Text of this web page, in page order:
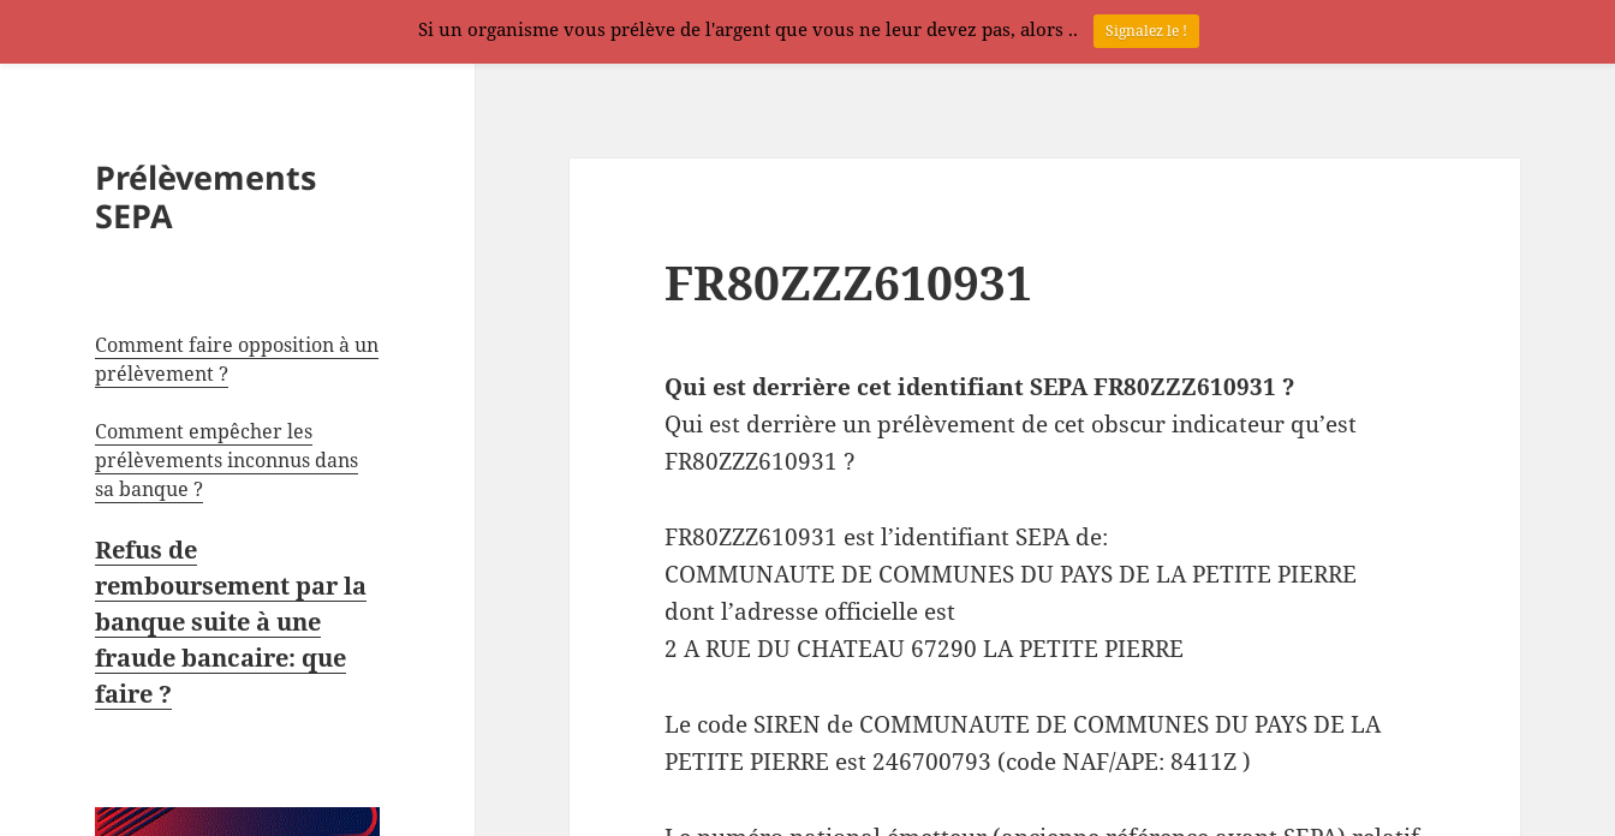
Prélèvements
SEPA
Comment faire opposition à un
prélèvement ?
Comment empêcher les
prélèvements inconnus dans
sa banque ?
Refus de
remboursement par la
banque suite à une
fraude bancaire: que
faire ?
FR80ZZZ610931
Qui est derrière cet identifiant SEPA FR80ZZZ610931 ?
Qui est derrière un prélèvement de cet obscur indicateur qu’est
FR80ZZZ610931 ?
FR80ZZZ610931 est l’identifiant SEPA de:
COMMUNAUTE DE COMMUNES DU PAYS DE LA PETITE PIERRE
dont l’adresse officielle est
2 A RUE DU CHATEAU 67290 LA PETITE PIERRE
Le code SIREN de COMMUNAUTE DE COMMUNES DU PAYS DE LA
PETITE PIERRE est 246700793 (code NAF/APE: 8411Z )
Si un organisme vous prélève de l'argent que vous ne leur devez pas, alors .. Signalez le !